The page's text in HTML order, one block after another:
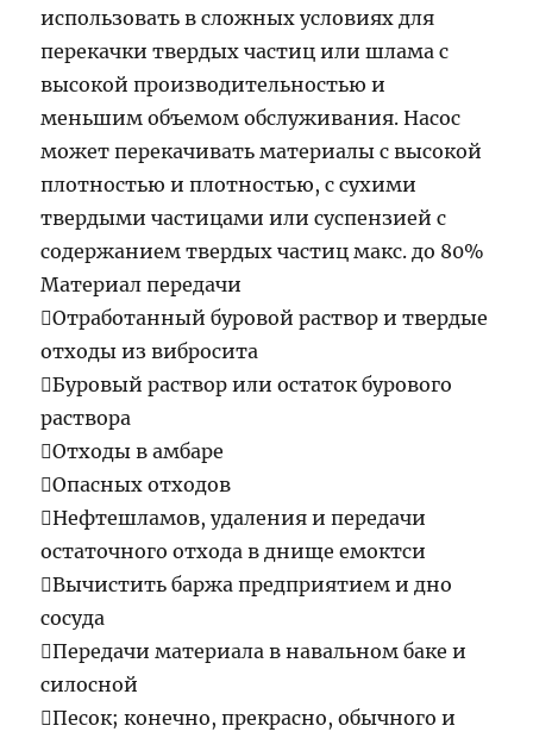
использовать в сложных условиях для
перекачки твердых частиц или шлама с
высокой производительностью и
меньшим объемом обслуживания. Насос
может перекачивать материалы с высокой
плотностью и плотностью, с сухими
твердыми частицами или суспензией с
содержанием твердых частиц макс. до 80%
Материал передачи
Отработанный буровой раствор и твердые
отходы из вибросита
Буровый раствор или остаток бурового
раствора
Отходы в амбаре
Опасных отходов
Нефтешламов, удаления и передачи
остаточного отхода в днище емоктси
Вычистить баржа предприятием и дно
сосуда
Передачи материала в навальном баке и
силосной
Песок; конечно, прекрасно, обычного и